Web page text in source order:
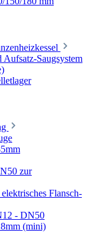
Aufsatz-Saugsystem
zur
Flansch-
- DN50
(mini)